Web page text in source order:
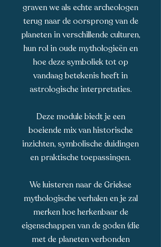
graven we als echte archeologen
terug naar de oorsprong van de
planeten in verschillende culturen,
hun rol in oude mythologieën en
hoe deze symboliek tot op
vandaag betekenis heeft in
astrologische interpretaties.
Deze module biedt je een
boeiende mix van historische
inzichten, symbolische duidingen
en praktische toepassingen.
We luisteren naar de Griekse
mythologische verhalen en je zal
merken hoe herkenbaar de
eigenschappen van de goden (die
met de planeten verbonden